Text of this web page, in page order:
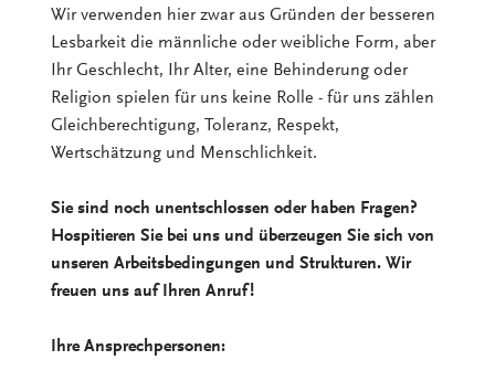
Wir verwenden hier zwar aus Gründen der besseren
Lesbarkeit die männliche oder weibliche Form, aber
Ihr Geschlecht, Ihr Alter, eine Behinderung oder
Religion spielen für uns keine Rolle - für uns zählen
Gleichberechtigung, Toleranz, Respekt,
Wertschätzung und Menschlichkeit.
Sie sind noch unentschlossen oder haben Fragen?
Hospitieren Sie bei uns und überzeugen Sie sich von
unseren Arbeitsbedingungen und Strukturen. Wir
freuen uns auf Ihren Anruf!
Ihre Ansprechpersonen: